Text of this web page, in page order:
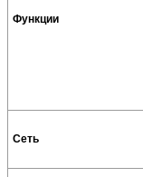
Функции
Сеть